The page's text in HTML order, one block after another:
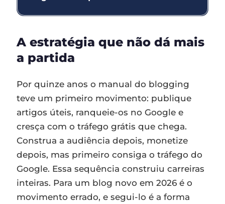
A estratégia que não dá mais
a partida
Por quinze anos o manual do blogging
teve um primeiro movimento: publique
artigos úteis, ranqueie-os no Google e
cresça com o tráfego grátis que chega.
Construa a audiência depois, monetize
depois, mas primeiro consiga o tráfego do
Google. Essa sequência construiu carreiras
inteiras. Para um blog novo em 2026 é o
movimento errado, e segui-lo é a forma